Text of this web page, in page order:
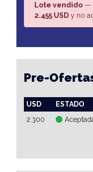
Lote vendido —
2.455 USD y no
Pre-
USD ESTADO
2.300